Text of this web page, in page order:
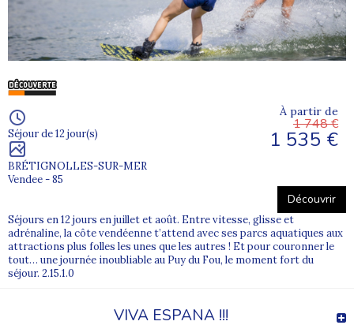
Séjour de 12 jour(s)
BRÉTIGNOLLES-SUR-MER
Vendee - 85
À partir de
1 748 €
1 535 €
Découvrir
Séjours en 12 jours en juillet et août. Entre vitesse, glisse et
adrénaline, la côte vendéenne t’attend avec ses parcs aquatiques aux
attractions plus folles les unes que les autres ! Et pour couronner le
tout… une journée inoubliable au Puy du Fou, le moment fort du
séjour. 2.15.1.0
VIVA ESPANA !!!